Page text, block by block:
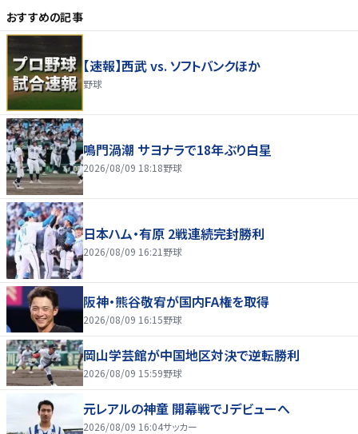
おすすめの記事
【速報】西武 vs. ソフトバンクほか
野球
鳴門渦潮 サヨナラで18年ぶり白星
2026/08/09 18:18野球
日本ハム・有原 2戦連続完封勝利
2026/08/09 16:21 野球
阪神・熊谷敬宥が国内FA権を取得
2026/08/09 16:15野球
岡山学芸館が中国地区対決で逆転勝利
2026/08/09 15:59野球
元レアルの神童 開幕戦でJデビューへ
2026/08/09 16:04サッカー